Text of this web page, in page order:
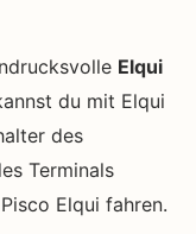
Elqui
du mit Elqui
des
Terminals
Elqui fahren.